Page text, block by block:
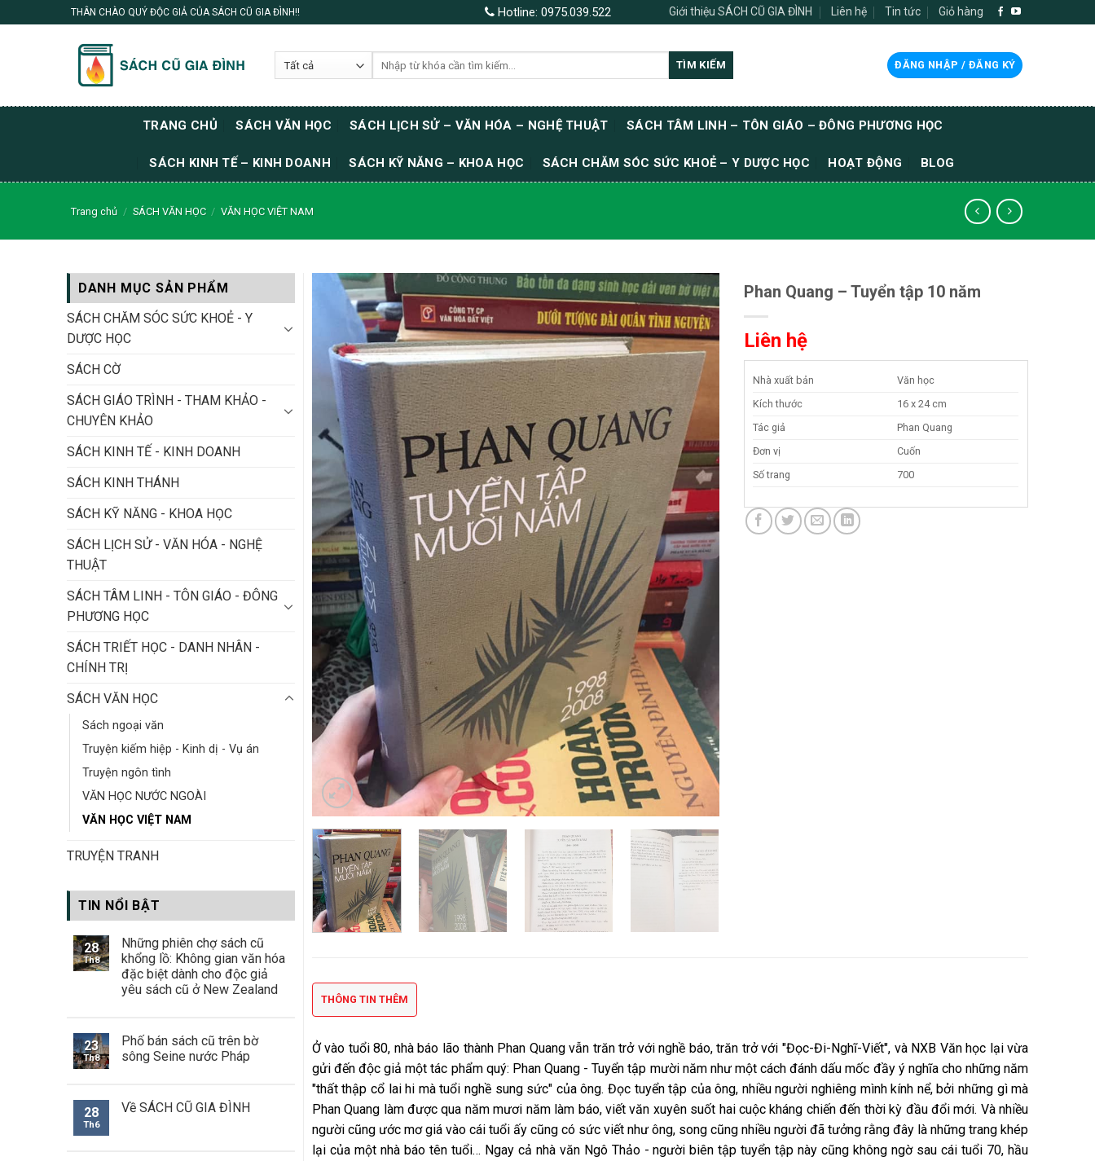
THÂN CHÀO QUÝ ĐỘC GIẢ CỦA SÁCH CŨ GIA ĐÌNH!! Hotline: 0975.039.522 Giới thiệu SÁCH CŨ GIA ĐÌNH Liên hệ Tin tức Giỏ hàng
Tìm
kiếm:
TÌM KIẾM ĐĂNG NHẬP / ĐĂNG KÝ
TRANG CHỦ SÁCH VĂN HỌC SÁCH LỊCH SỬ – VĂN HÓA – NGHỆ THUẬT SÁCH TÂM LINH – TÔN GIÁO – ĐÔNG PHƯƠNG HỌC
SÁCH KINH TẾ – KINH DOANH SÁCH KỸ NĂNG – KHOA HỌC SÁCH CHĂM SÓC SỨC KHOẺ – Y DƯỢC HỌC HOẠT ĐỘNG BLOG
Trang chủ / SÁCH VĂN HỌC / VĂN HỌC VIỆT NAM
DANH MỤC SẢN PHẨM
SÁCH CHĂM SÓC SỨC KHOẺ - Y
DƯỢC HỌC
SÁCH CỜ
SÁCH GIÁO TRÌNH - THAM KHẢO -
CHUYÊN KHẢO
SÁCH KINH TẾ - KINH DOANH
SÁCH KINH THÁNH
SÁCH KỸ NĂNG - KHOA HỌC
SÁCH LỊCH SỬ - VĂN HÓA - NGHỆ
THUẬT
SÁCH TÂM LINH - TÔN GIÁO - ĐÔNG
PHƯƠNG HỌC
SÁCH TRIẾT HỌC - DANH NHÂN -
CHÍNH TRỊ
SÁCH VĂN HỌC
Sách ngoại văn
Truyện kiếm hiệp - Kinh dị - Vụ án
Truyện ngôn tình
VĂN HỌC NƯỚC NGOÀI
VĂN HỌC VIỆT NAM
TRUYỆN TRANH
TIN NỔI BẬT
28
Th8
Những phiên chợ sách cũ
khổng lồ: Không gian văn hóa
đặc biệt dành cho độc giả
yêu sách cũ ở New Zealand
23
Th8
Phố bán sách cũ trên bờ
sông Seine nước Pháp
28
Th6
Về SÁCH CŨ GIA ĐÌNH
Phan Quang – Tuyển tập 10 năm
Liên hệ
Nhà xuất bản
Văn học
Kích thước
16 x 24 cm
Tác giả
Phan Quang
Đơn vị
Cuốn
Số trang
700
THÔNG TIN THÊM
Ở vào tuổi 80, nhà báo lão thành Phan Quang vẫn trăn trở với nghề báo, trăn trở với "Đọc-Đi-Nghĩ-Viết", và NXB Văn học lại vừa
gửi đến độc giả một tác phẩm quý: Phan Quang - Tuyển tập mười năm như một cách đánh dấu mốc đầy ý nghĩa cho những năm
"thất thập cổ lai hi mà tuổi nghề sung sức" của ông. Đọc tuyển tập của ông, nhiều người nghiêng mình kính nể, bởi những gì mà
Phan Quang làm được qua năm mươi năm làm báo, viết văn xuyên suốt hai cuộc kháng chiến đến thời kỳ đầu đổi mới. Và nhiều
người cũng ước mơ giá vào cái tuổi ấy cũng có sức viết như ông, song cũng nhiều người đã tưởng rằng đây là những trang khép
lại của một nhà báo tên tuổi… Ngay cả nhà văn Ngô Thảo - người biên tập tuyển tập này cũng không ngờ sau cái tuổi 70, hầu